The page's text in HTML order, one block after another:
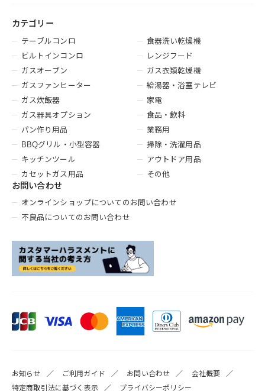
カテゴリー
テーブルコンロ
ビルトインコンロ
ガスオーブン
ガスファンヒーター
ガス炊飯器
ガス器具オプション
パン作り用品
BBQグリル・小型容器
キッチンツール
カセットガス用品
食器洗い乾燥機
レンジフード
ガス衣類乾燥機
給湯器・浴室テレビ
家電
食品・飲料
業務用
掃除・洗濯用品
アウトドア用品
その他
お問い合わせ
オンラインショップについてのお問い合わせ
不良品についてのお問い合わせ
お知らせ ご利用ガイド お問い合わせ
会社概要
特定商取引法に基づく表示
プライバシーポリシー